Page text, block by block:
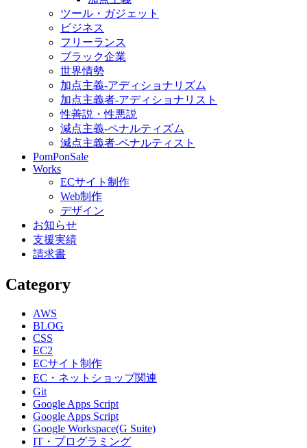
ツール・ガジェット
ビジネス
フリーランス
ブラック企業
世界情勢
加点主義-アディショナリズム
加点主義者-アディショナリスト
性善説・性悪説
減点主義-ペナルティズム
減点主義者-ペナルティスト
PomPonSale
Works
ECサイト制作
Web制作
デザイン
お知らせ
支援実績
請求書
Category
AWS
BLOG
CSS
EC2
ECサイト制作
EC・ネットショップ関連
Git
Google Apps Script
Google Apps Script
Google Workspace(G Suite)
IT・プログラミング